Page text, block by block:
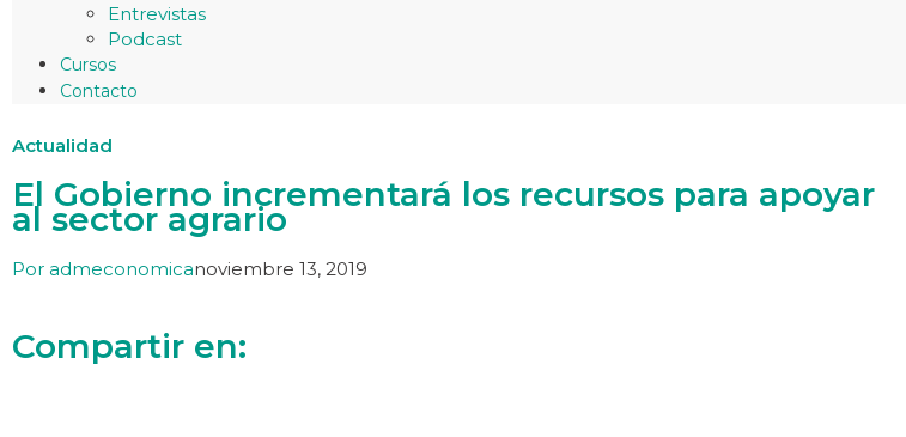
Entrevistas
Podcast
Cursos
Contacto
Actualidad
El Gobierno incrementará los recursos para apoyar
al sector agrario
Por admeconomicanoviembre 13, 2019
Compartir en: